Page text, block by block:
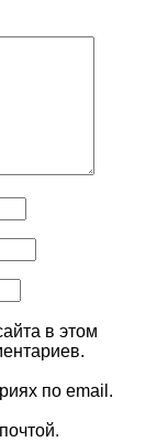
в этом
по email.